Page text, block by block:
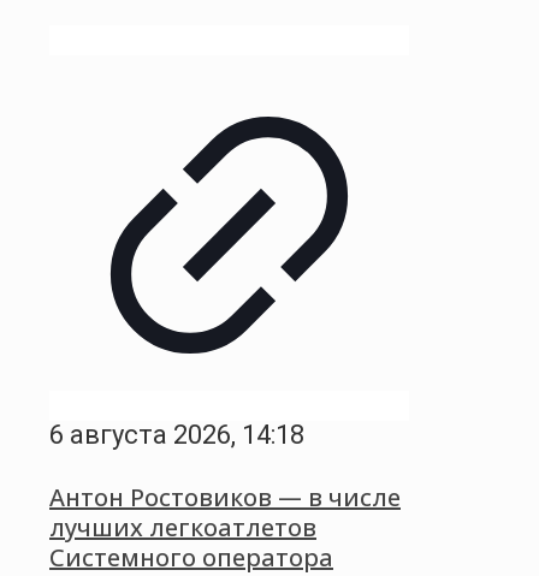
6 августа 2026, 14:18
Антон Ростовиков — в числе
лучших легкоатлетов
Системного оператора